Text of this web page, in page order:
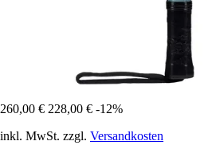
260,00 € 228,00 € -12%
inkl. MwSt. zzgl. Versandkosten